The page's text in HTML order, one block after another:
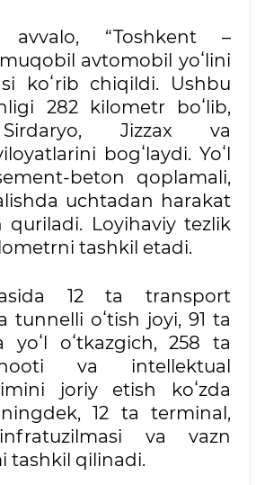
avvalo, “Toshkent –
avtomobil yoʻlini
koʻrib chiqildi. Ushbu
282 kilometr boʻlib,
Jizzax va
bogʻlaydi. Yoʻl
beton qoplamali,
uchtadan harakat
quriladi. Loyihaviy tezlik
tashkil etadi.
12 ta transport
tunnelli oʻtish joyi, 91 ta
yoʻl oʻtkazgich, 258 ta
va intellektual
joriy etish koʻzda
12 ta terminal,
va vazn
tashkil qilinadi.